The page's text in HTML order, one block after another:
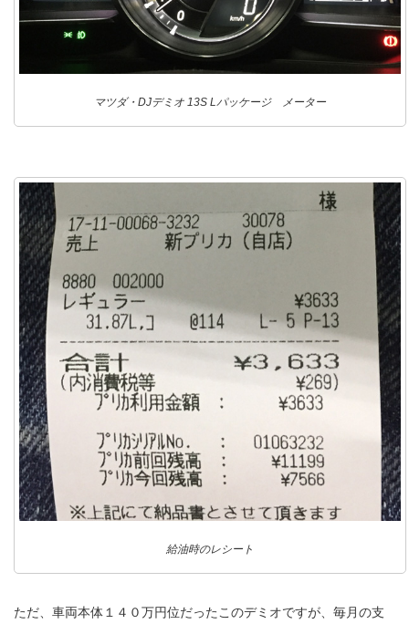
マツダ・DJデミオ 13S Lパッケージ メーター
給油時のレシート
ただ、車両本体１４０万円位だったこのデミオですが、毎月の支